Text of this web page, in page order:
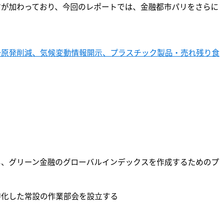
加わっており、今回のレポートでは、金融都市パリをさらに
発削減、気候変動情報開示、プラスチック製品・売れ残り食
グリーン金融のグローバルインデックスを作成するためのプ
した常設の作業部会を設立する